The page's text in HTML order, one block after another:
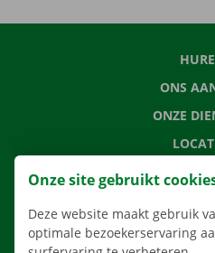
ONS
ONZE
APP
Onze site gebruikt
Deze website maakt gebruik
optimale bezoekerservaring